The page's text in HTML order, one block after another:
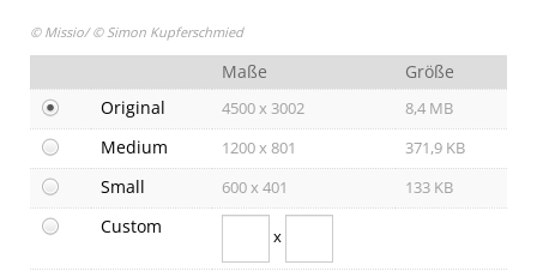
© Missio/ © Simon Kupferschmied
Maße
Größe
Original
4500 x 3002 8,4 MB
Medium 1200 x 801 371,9 KB
Small 600 x 401 133 KB
Custom x